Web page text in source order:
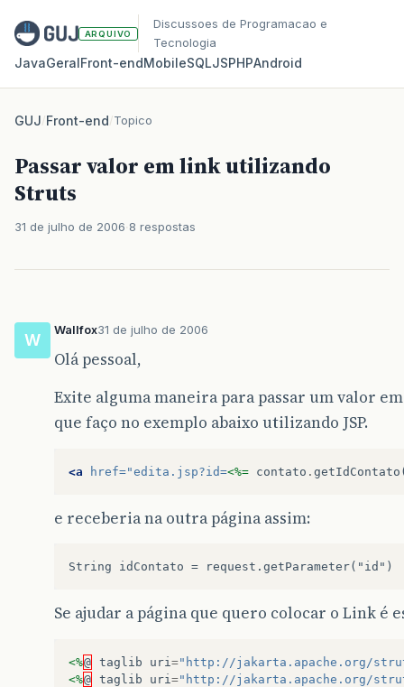
ARQUIVO
Discussoes de Programacao e
Tecnologia
JavaGeralFront‑endMobileSQLJSPHPAndroid
GUJ/Front-end/Topico
Passar valor em link utilizando
Struts
31 de julho de 2006 8 respostas
W
Wallfox31 de julho de 2006
Olá pessoal,
Exite alguma maneira para passar um valor
que faço no exemplo abaixo utilizando JSP.
<a href="edita.jsp?id=<%= contato . getIdContato
e receberia na outra página assim:
Se ajudar a página que quero colocar o Link é
<%@ taglib uri ="http://jakarta.apache.org/
<%@ taglib uri ="http://jakarta.apache.org/